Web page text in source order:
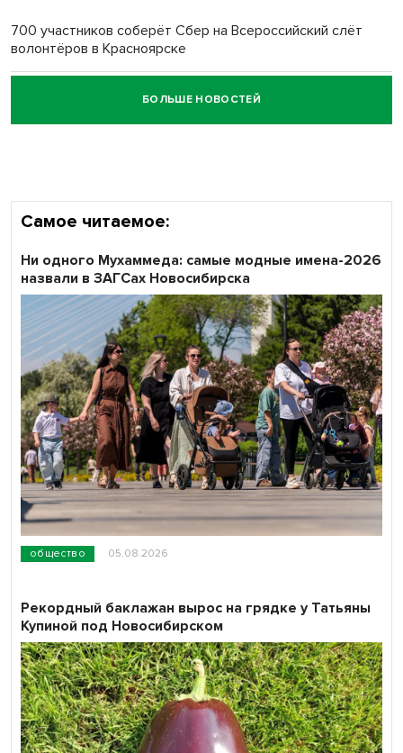
700 участников соберёт Сбер на Всероссийский слёт
волонтёров в Красноярске
Честный выбор: видеонаблюдение обеспечит
объективность результатов ЕДГ в Новосибирской
БОЛЬШЕ НОВОСТЕЙ
Самое читаемое:
общество 05.08.2026
Ни одного Мухаммеда: самые модные имена-2026
назвали в ЗАГСах Новосибирска
Рекордный баклажан вырос на грядке у Татьяны
Купиной под Новосибирском